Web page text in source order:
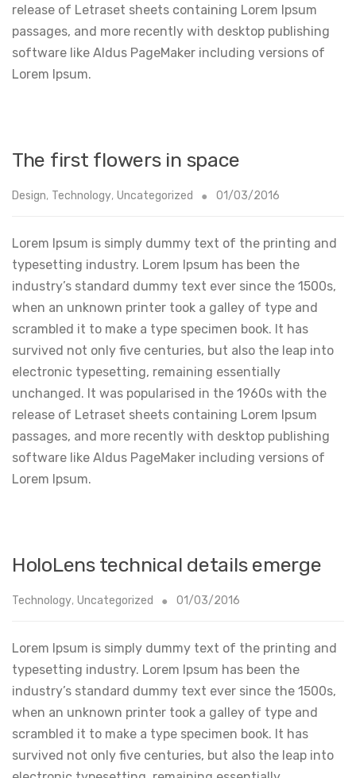
release of Letraset sheets containing Lorem Ipsum
passages, and more recently with desktop publishing
software like Aldus PageMaker including versions of
Lorem Ipsum.
The first flowers in space
Design, Technology, Uncategorized 01/03/2016
Lorem Ipsum is simply dummy text of the printing and
typesetting industry. Lorem Ipsum has been the
industry’s standard dummy text ever since the 1500s,
when an unknown printer took a galley of type and
scrambled it to make a type specimen book. It has
survived not only five centuries, but also the leap into
electronic typesetting, remaining essentially
unchanged. It was popularised in the 1960s with the
release of Letraset sheets containing Lorem Ipsum
passages, and more recently with desktop publishing
software like Aldus PageMaker including versions of
Lorem Ipsum.
HoloLens technical details emerge
Technology, Uncategorized 01/03/2016
Lorem Ipsum is simply dummy text of the printing and
typesetting industry. Lorem Ipsum has been the
industry’s standard dummy text ever since the 1500s,
when an unknown printer took a galley of type and
scrambled it to make a type specimen book. It has
survived not only five centuries, but also the leap into